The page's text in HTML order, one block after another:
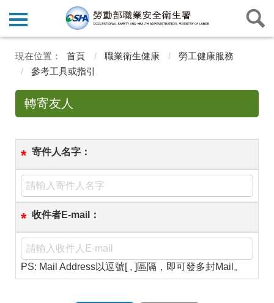
首頁 職業衛生健康
勞工健康服務
參考工具或指引
轉寄友人
* 寄件人名字：
* 收件者E-mail：
PS: Mail Address以逗號[ , ]區隔，即可發多封Mail。